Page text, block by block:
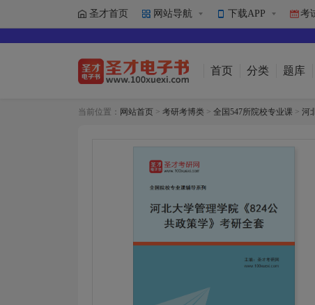
圣才首页 网站导航 下载APP 考
首页 分类 题库
当前位置： 网站首页 > 考研考博类 > 全国547所院校专业课 > 河